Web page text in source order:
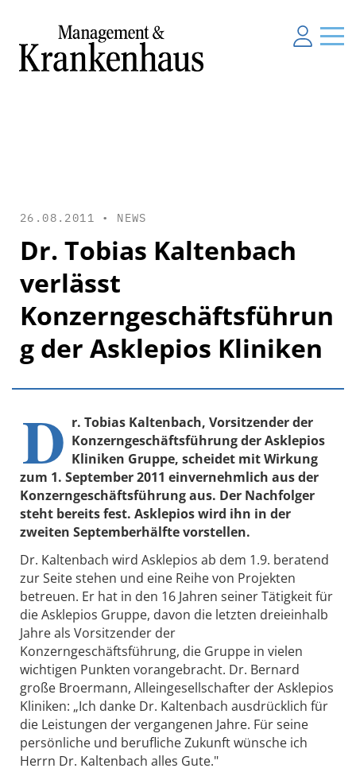
26.08.2011 • NEWS
Dr. Tobias Kaltenbach
verlässt
Konzerngeschäftsführun
g der Asklepios Kliniken
D r. Tobias Kaltenbach, Vorsitzender der
Konzerngeschäftsführung der Asklepios
Kliniken Gruppe, scheidet mit Wirkung
zum 1. September 2011 einvernehmlich aus der
Konzerngeschäftsführung aus. Der Nachfolger
steht bereits fest. Asklepios wird ihn in der
zweiten Septemberhälfte vorstellen.
Dr. Kaltenbach wird Asklepios ab dem 1.9. beratend
zur Seite stehen und eine Reihe von Projekten
betreuen. Er hat in den 16 Jahren seiner Tätigkeit für
die Asklepios Gruppe, davon die letzten dreieinhalb
Jahre als Vorsitzender der
Konzerngeschäftsführung, die Gruppe in vielen
wichtigen Punkten vorangebracht. Dr. Bernard
große Broermann, Alleingesellschafter der Asklepios
Kliniken: „Ich danke Dr. Kaltenbach ausdrücklich für
die Leistungen der vergangenen Jahre. Für seine
persönliche und berufliche Zukunft wünsche ich
Herrn Dr. Kaltenbach alles Gute."